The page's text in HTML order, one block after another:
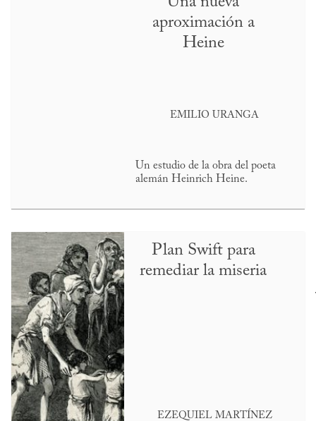
aproximación a
Heine
EMILIO URANGA
Un estudio de la obra del poeta
alemán Heinrich Heine.
Plan Swift para
remediar la miseria
EZEQUIEL MARTÍNEZ